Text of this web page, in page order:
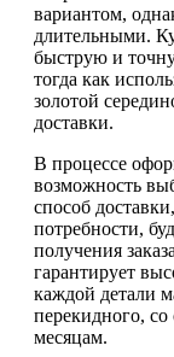
вариантом,
длительными.
быструю и
тогда как
золотой
доставки.
В процессе
возможность
способ
потребности,
получения
гарантирует
каждой детали
перекидного,
месяцам.